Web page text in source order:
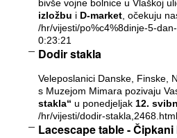
bivše vojne bolnice u Vlaškoj
izložbu i D-market, očekuju
/hr/vijesti/po%c4%8dinje-5-
0:23:21
Dodir stakla
Veleposlanici Danske, Finske,
s Muzejom Mimara pozivaju
stakla“ u ponedjeljak 12.
/hr/vijesti/dodir-stakla,2468.html
Lacescape table -